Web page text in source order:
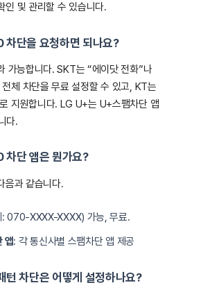
인 및 관리할 수 있습니다.
차단을 요청하면 되나요?
가능합니다. SKT는 “에이닷 전화”나
체 차단을 무료 설정할 수 있고, KT는
지원합니다. LG U+는 U+스팸차단 앱
다.
차단 앱은 뭔가요?
음과 같습니다.
: 070-XXXX-XXXX) 가능, 무료.
앱: 각 통신사별 스팸차단 앱 제공
턴 차단은 어떻게 설정하나요?